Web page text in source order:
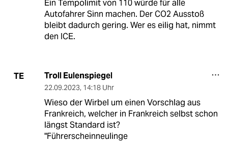
Ein Tempolimit von 110 würde für alle
Autofahrer Sinn machen. Der CO2 Ausstoß
bleibt dadurch gering. Wer es eilig hat, nimmt
den ICE.
TE Troll Eulenspiegel
22.09.2023, 14:18 Uhr
Wieso der Wirbel um einen Vorschlag aus
Frankreich, welcher in Frankreich selbst schon
längst Standard ist?
"Führerscheinneulinge